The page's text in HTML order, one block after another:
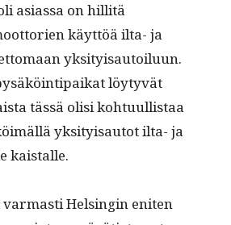
asi­as­sa on hillitä
käyt­töä ilta- ja
yksi­ty­isautoilu­un.
löy­tyvät
tässä olisi kohtu­ullis­taa
yksi­ty­isautot ilta- ja
kaistalle.
var­masti Helsin­gin eniten